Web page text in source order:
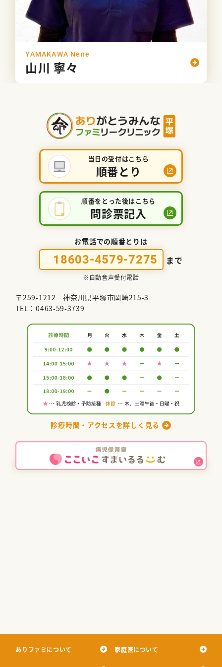
YAMAKAWA Nene
山川 寧々
当日の受付はこちら
順番とり
順番をとった後はこちら
問診票記入
お電話での順番とりは
18603-4579-7275 まで
※自動音声受付電話
〒259-1212 神奈川県平塚市岡崎215-3
TEL：0463-59-3739
診療時間・アクセスを詳しく見る
ありファミについて 家庭医について